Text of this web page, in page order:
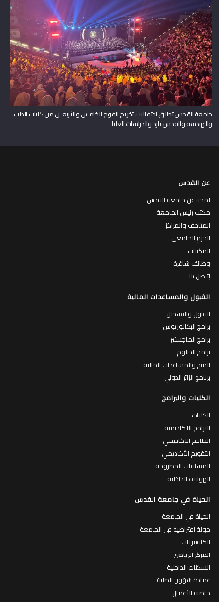
جامعة القدس تطلق احتفالات تخريج الفوج الخامس والأربعين من كليات الطب
والهندسة والقدس بارد والدراسات العليا
عن القدس
لمحة عن جامعة القدس
مكتب رئيس الجامعة
المتاحف والمراكز
الحرم الجامعي
المكتبات
وظائف شاغرة
إتـصل بنا
القبول والمساعدات المالية
القبول والتسجيل
برامج البكالوريوس
برامج الماجستير
برامج الدبلوم
المنح والمساعدات المالية
برنامج الزائر الدولي
الكليات والبرامج
الكليات
البرامج الاكاديمية
الطاقم الاكاديمي
التقويم الأكاديمي
المساقات المطروحة
الهواتف الداخلية
الحياة في جامعة القدس
الحياة في الجامعة
جولة افتراضية في الجامعة
الكافتيريات
المركز الرياضي
السكنات الداخلية
عمادة شؤون الطلبة
حاضنة الأعمال